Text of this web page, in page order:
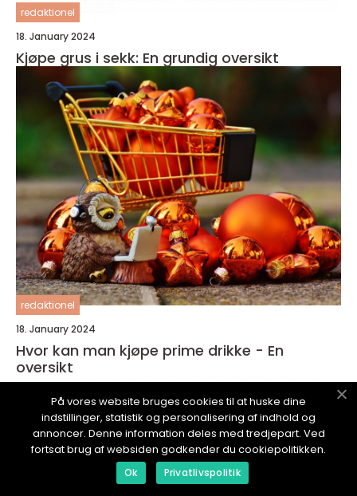
redaktionel
18. January 2024
Kjøpe grus i sekk: En grundig oversikt
redaktionel
18. January 2024
Hvor kan man kjøpe prime drikke - En
oversikt
På vores website bruges cookies til at huske dine
indstillinger, statistik og personalisering af indhold og
annoncer. Denne information deles med tredjepart. Ved
fortsat brug af websiden godkender du cookiepolitikken.
Ok Privatlivspolitik